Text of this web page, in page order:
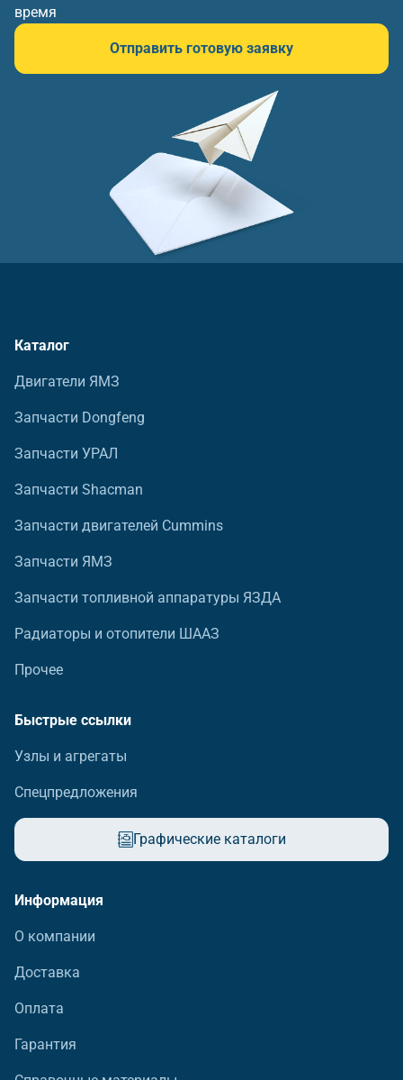
время
Отправить готовую заявку
Каталог
Двигатели ЯМЗ
Запчасти Dongfeng
Запчасти УРАЛ
Запчасти Shacman
Запчасти двигателей Cummins
Запчасти ЯМЗ
Запчасти топливной аппаратуры ЯЗДА
Радиаторы и отопители ШААЗ
Прочее
Быстрые ссылки
Узлы и агрегаты
Спецпредложения
Графические каталоги
Информация
О компании
Доставка
Оплата
Гарантия